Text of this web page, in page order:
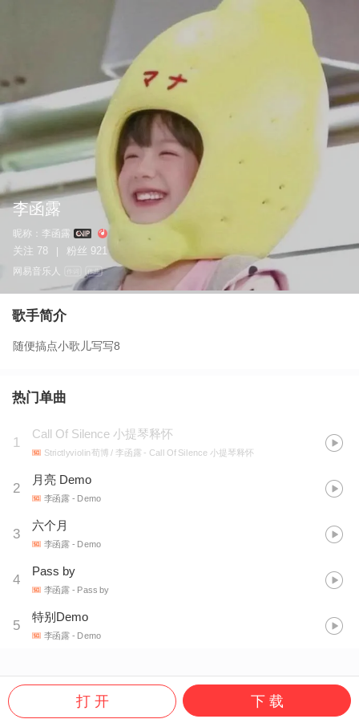
李函露
昵称： 李函露
关注 78 粉丝 921
网易音乐人 作曲
歌手简介
随便搞点小歌儿写写8
热门单曲
1
Call Of Silence 小提琴释怀
Strictlyviolin荀博 / 李函露 - Call Of Silence 小提琴释怀
2
月亮 Demo
李函露 - Demo
3
六个月
李函露 - Demo
4
Pass by
李函露 - Pass by
5
特别Demo
李函露 - Demo
打 开 下 载